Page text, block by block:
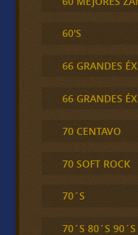
60'S
66 GRANDES
66 GRANDES
70 CENTAVO
70 SOFT ROCK
70´S
70´S 80´S 90´S